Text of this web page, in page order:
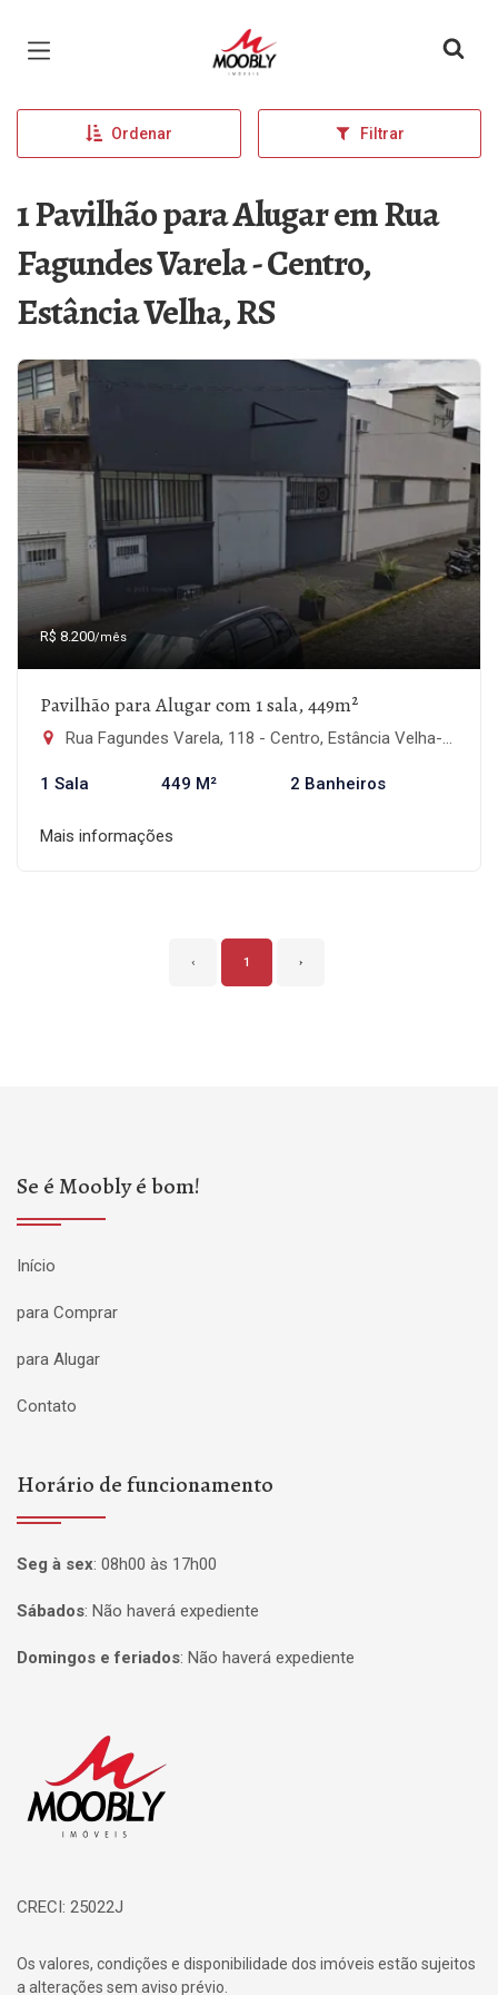
Página inicial
Ordenar Filtrar
1 Pavilhão para Alugar em Rua
Fagundes Varela - Centro,
Estância Velha, RS
R$ 8.200/mês
Pavilhão para Alugar com 1 sala, 449m²
Rua Fagundes Varela, 118 - Centro, Estância Velha-RS
1 Sala 449 M² 2 Banheiros
Mais informações
‹ 1 ›
Se é Moobly é bom!
Início
para Comprar
para Alugar
Contato
Horário de funcionamento
Seg à sex: 08h00 às 17h00
Sábados: Não haverá expediente
Domingos e feriados: Não haverá expediente
CRECI: 25022J
Os valores, condições e disponibilidade dos imóveis estão sujeitos
a alterações sem aviso prévio.